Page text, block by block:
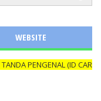
WEBSITE
PENGENAL (ID CARD)